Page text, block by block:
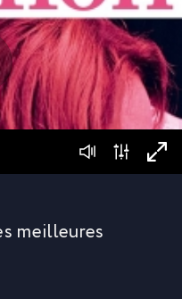
meilleures